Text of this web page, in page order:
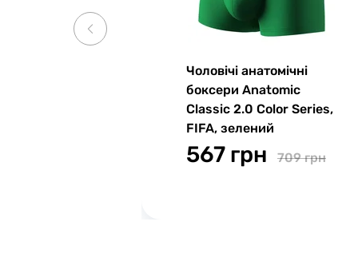
Чоловічі анатомічні
боксери Anatomic
Classic 2.0 Color Series,
FIFA, зелений
567 грн 709 грн